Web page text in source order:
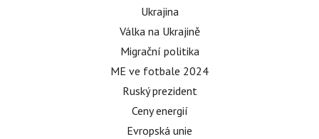
Ukrajina
Válka na Ukrajině
Migrační politika
ME ve fotbale 2024
Ruský prezident
Ceny energií
Evropská unie